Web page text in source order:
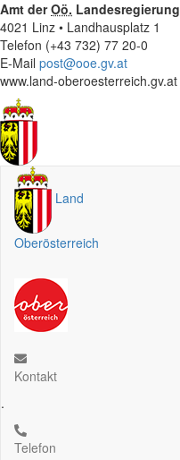
Amt derOö. Landesregierung
4021 Linz • Landhausplatz 1
Telefon (+43 732) 77 20-0
E-Mail post@ooe.gv.at
www.land-oberoesterreich.gv.at
Land
Oberösterreich
Kontakt
.
Telefon